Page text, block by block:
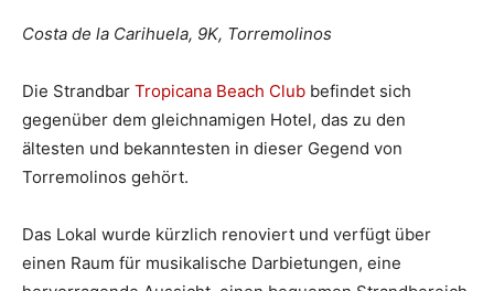
Costa de la Carihuela, 9K, Torremolinos
Die Strandbar Tropicana Beach Club befindet sich
gegenüber dem gleichnamigen Hotel, das zu den
ältesten und bekanntesten in dieser Gegend von
Torremolinos gehört.
Das Lokal wurde kürzlich renoviert und verfügt über
einen Raum für musikalische Darbietungen, eine